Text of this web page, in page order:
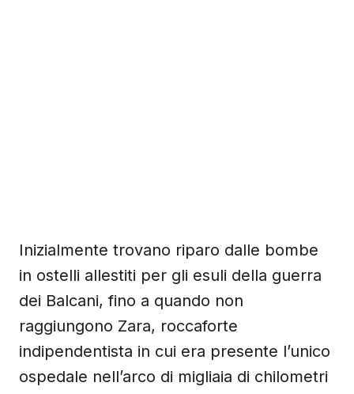
Inizialmente trovano riparo dalle bombe
in ostelli allestiti per gli esuli della guerra
dei Balcani, fino a quando non
raggiungono Zara, roccaforte
indipendentista in cui era presente l’unico
ospedale nell’arco di migliaia di chilometri